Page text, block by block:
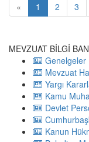
« 1 2 3
MEVZUAT BİLGİ
Genelgeler
Mevzuat
Yargı
Kamu
Devlet
Kanun